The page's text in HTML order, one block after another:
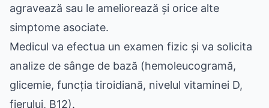
agravează sau le ameliorează și orice alte
simptome asociate.
Medicul va efectua un examen fizic și va solicita
analize de sânge de bază (hemoleucogramă,
glicemie, funcția tiroidiană, nivelul vitaminei D,
fierului, B12).